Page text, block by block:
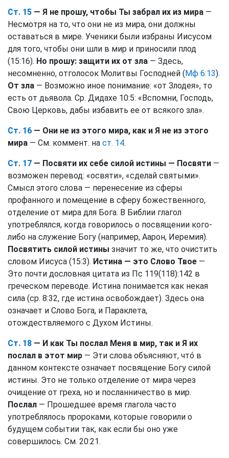
Ст. 15 — Я не прошу, чтобы Ты забрал их из мира —
Несмотря на то, что они не из мира, они должны
оставаться в мире. Ученики были избраны Иисусом
для того, чтобы они шли в мир и приносили плод
(15:16). Но прошу: защити их от зла — Здесь,
несомненно, отголосок Молитвы Господней (Мф 6:13).
От зла — Возможно иное понимание: «от Злодея», то
есть от дьявола. Ср. Дидахе 10:5: «Вспомни, Господь,
Свою Церковь, дабы избавить ее от всякого зла».
Ст. 16 — Они не из этого мира, как и Я не из этого
мира — См. коммент. на ст. 14.
Ст. 17 — Посвяти их себе силой истины — Посвяти —
возможен перевод: «освяти», «сделай святыми».
Смысл этого слова — перенесение из сферы
профанного и помещение в сферу божественного,
отделение от мира для Бога. В Библии глагол
употреблялся, когда говорилось о посвящении кого-
либо на служение Богу (например, Аарон, Иеремия).
Посвятить силой истины значит то же, что очистить
словом Иисуса (15:3). Истина — это Слово Твое —
Это почти дословная цитата из Пс 119(118):142 в
греческом переводе. Истина понимается как некая
сила (ср. 8:32, где истина освобождает). Здесь она
означает и Слово Бога, и Параклета,
отождествляемого с Духом Истины.
Ст. 18 — И как Ты послал Меня в мир, так и Я их
послал в этот мир — Эти слова объясняют, что́ в
данном контексте означает посвящение Богу силой
истины. Это не только отделение от мира через
очищение от греха, но и посланничество в мир.
Послал — Прошедшее время глагола часто
употреблялось пророками, которые говорили о
будущем событии так, как если бы оно уже
совершилось. См. 20:21.